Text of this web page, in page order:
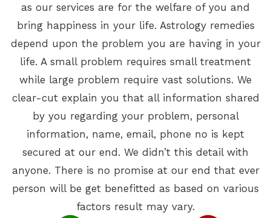
as our services are for the welfare of you and
bring happiness in your life. Astrology remedies
depend upon the problem you are having in your
life. A small problem requires small treatment
while large problem require vast solutions. We
clear-cut explain you that all information shared
by you regarding your problem, personal
information, name, email, phone no is kept
secured at our end. We didn’t this detail with
anyone. There is no promise at our end that ever
person will be get benefitted as based on various
factors result may vary.